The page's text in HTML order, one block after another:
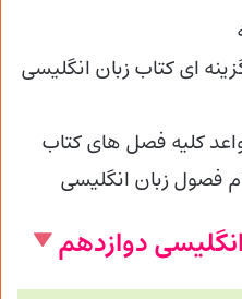
ای کتاب زبان انگلیسی
کلیه فصل های کتاب
فصول زبان انگلیسی
دوازدهم